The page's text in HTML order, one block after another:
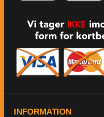
INFORMATION